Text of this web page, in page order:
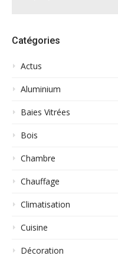
Catégories
Actus
Aluminium
Baies Vitrées
Bois
Chambre
Chauffage
Climatisation
Cuisine
Décoration